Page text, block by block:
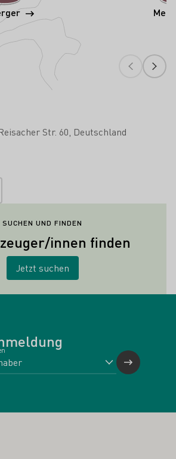
Str. 60 Deutschland
SUCHEN UND FINDEN
innen finden
Jetzt suchen